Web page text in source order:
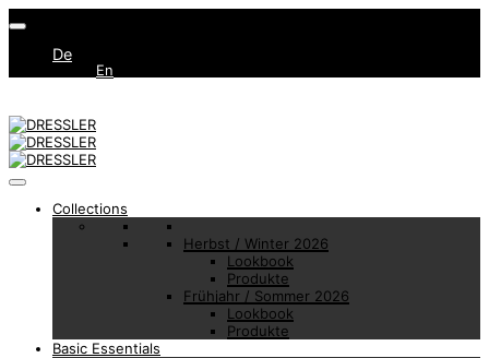
De
En
Collections
Herbst / Winter 2026
Lookbook
Produkte
Frühjahr / Sommer 2026
Lookbook
Produkte
Basic Essentials